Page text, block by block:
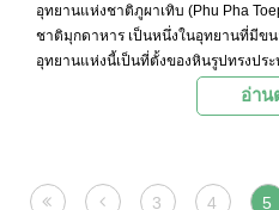
อุทยานแห่งชาติภูผาเทิบ (Phu Pha
ชาติมุกดาหาร เป็นหนึ่งในอุทยานที่มีข
อุทยานแห่งนี้เป็นที่ตั้งของหินรูปทรงปร
อ่าน
3 4 5